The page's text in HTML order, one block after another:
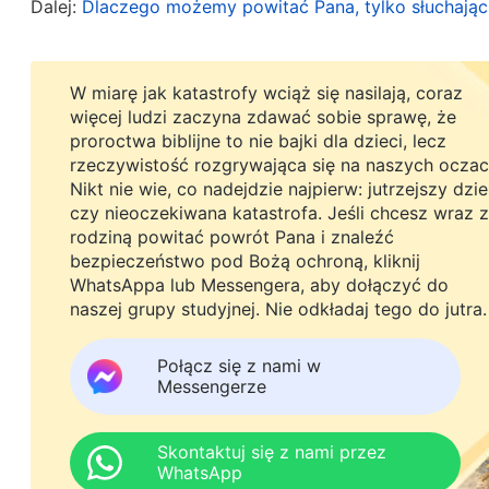
szansę na wniebowzięcie, rzuceni są na pastwę
Widzimy wszyscy, że Pan wrócił jak wcielony
wątpliwość, nikt temu nie może zaprzeczyć.
obłokami” z Księgi Objawienia 1, 7, myśląc, że w
przyjście na obłoku jest sprzeczne z Jego
ale nie ma tu żadnej sprzeczności. Jest to
biblijne zostaną wypełnione, ale odbywa się tu
przychodzi jako Syn Człowieczy i zstępuję na
by działać, a później otwarcie ukazuje się na
międzyczasie? Kryją się w tym tajemnice.
powiedział: „Mam wam jeszcze wiele do
przyjdzie on, Duch prawdy, wprowadzi was we
Dalej: Dlaczego możemy powitać Pana, tylko słuchając
W miarę jak katastrofy wciąż się nasilają, coraz
więcej ludzi zaczyna zdawać sobie sprawę, że
proroctwa biblijne to nie bajki dla dzieci, lecz
rzeczywistość rozgrywająca się na naszych
Nikt nie wie, co nadejdzie najpierw: jutrzejszy
czy nieoczekiwana katastrofa. Jeśli chcesz wraz z
rodziną powitać powrót Pana i znaleźć
bezpieczeństwo pod Bożą ochroną, kliknij
WhatsAppa lub Messengera, aby dołączyć do
naszej grupy studyjnej. Nie odkładaj tego do jutra.
Połącz się z nami w
Messengerze
Skontaktuj się z nami przez
WhatsApp